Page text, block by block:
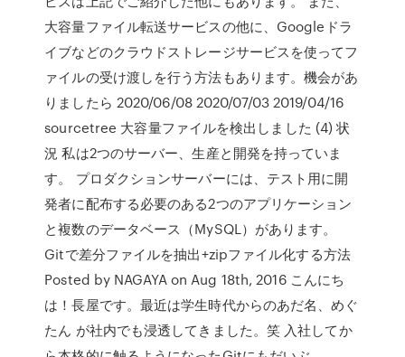
大容量ファイル転送サービスの他に、Googleドラ
イブなどのクラウドストレージサービスを使ってフ
ァイルの受け渡しを行う方法もあります。機会があ
りましたら 2020/06/08 2020/07/03 2019/04/16
sourcetree 大容量ファイルを検出しました (4) 状
況 私は2つのサーバー、生産と開発を持っていま
す。 プロダクションサーバーには、テスト用に開
発者に配布する必要のある2つのアプリケーション
と複数のデータベース（MySQL）があります。
Gitで差分ファイルを抽出+zipファイル化する方法
Posted by NAGAYA on Aug 18th, 2016 こんにち
は！長屋です。最近は学生時代からのあだ名、めぐ
たん が社内でも浸透してきました。笑 入社してか